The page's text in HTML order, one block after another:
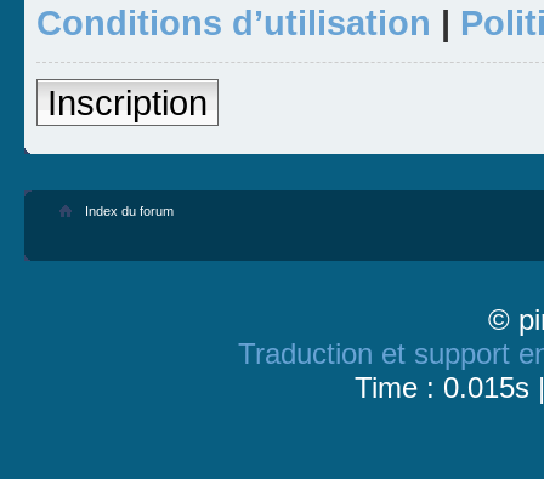
Conditions d’utilisation |
Inscription
Index du forum
©
Traduction et support
Time : 0.015s